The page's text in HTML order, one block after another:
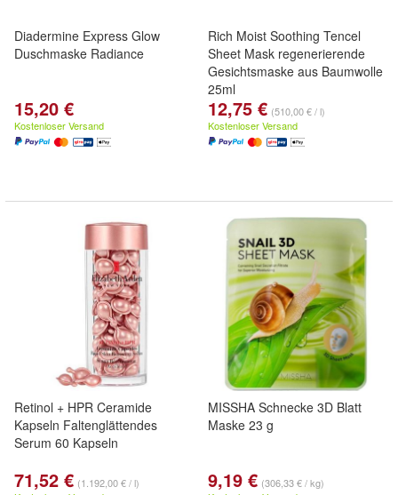
Diadermine Express Glow
Duschmaske Radiance
15,20 €
Kostenloser Versand
Rich Moist Soothing Tencel
Sheet Mask regenerierende
Gesichtsmaske aus Baumwolle
25ml
12,75 € (510,00 € / l)
Kostenloser Versand
Retinol + HPR Ceramide
Kapseln Faltenglättendes
Serum 60 Kapseln
71,52 € (1.192,00 € / l)
MISSHA Schnecke 3D Blatt
Maske 23 g
9,19 € (306,33 € / kg)